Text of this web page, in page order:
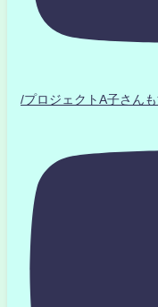
/プロジェクトA子さん